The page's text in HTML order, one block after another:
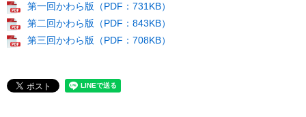
第一回かわら版（PDF：731KB）
第二回かわら版（PDF：843KB）
第三回かわら版（PDF：708KB）